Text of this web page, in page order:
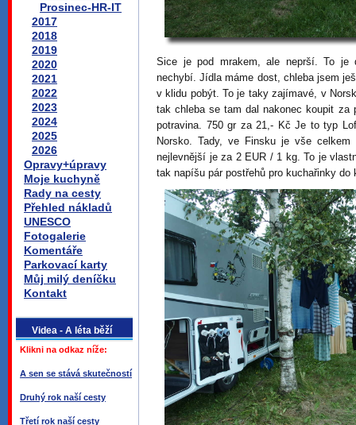
Prosinec-HR-IT
2017
2018
2019
2020
2021
2022
2023
2024
2025
2026
Opravy+úpravy
Moje kuchyně
Rady na cesty
Přehled nákladů
UNESCO
Fotogalerie
Komentáře
Parkovací karty
Můj milý deníčku
Kontakt
Videa - A léta běží
Klikni na odkaz níže:
A sen se stává skutečností
Druhý rok naší cesty
Třetí rok naší cesty
Sice je pod mrakem, ale neprší. To je
nechybí. Jídla máme dost, chleba jsem
v klidu pobýt. To je taky zajímavé, v
tak chleba se tam dal nakonec koupit za
potravina. 750 gr za 21,- Kč Je to typ
Norsko. Tady, ve Finsku je vše
nejlevnější je za 2 EUR / 1 kg. To je
tak napíšu pár postřehů pro kuchařinky